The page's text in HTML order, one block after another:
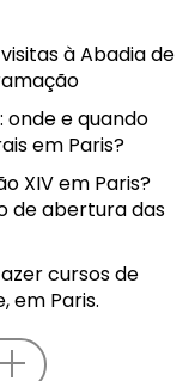
à Abadia de
onde e quando
em Paris?
XIV em Paris?
de abertura das
cursos de
em Paris.